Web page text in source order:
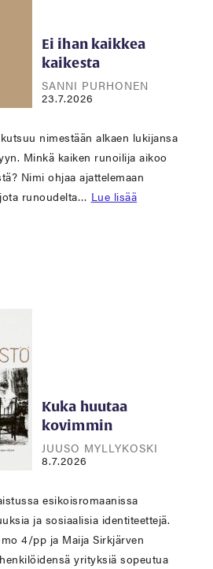
Ei ihan kaikkea
kaikesta
SANNI PURHONEN
23.7.2026
nimestään alkaen lukijansa
Minkä kaiken runoilija aikoo
Nimi ohjaa ajattelemaan
runoudelta… Lue lisää
Kuka huutaa
kovimmin
JUUSO MYLLYKOSKI
8.7.2026
esikoisromaanissa
ja sosiaalisia identiteettejä.
4/pp ja Maija Sirkjärven
yrityksiä sopeutua